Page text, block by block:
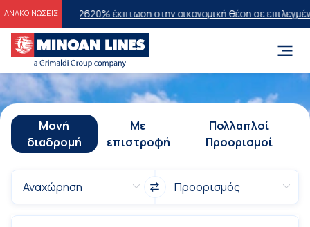
ΑΝΑΚΟΙΝΩΣΕΙΣ
202620% έκπτωση στην οικονομική θέση σε επιλεγμένα
Μονή
διαδρομή
Με
επιστροφή
Πολλαπλοί
Προορισμοί